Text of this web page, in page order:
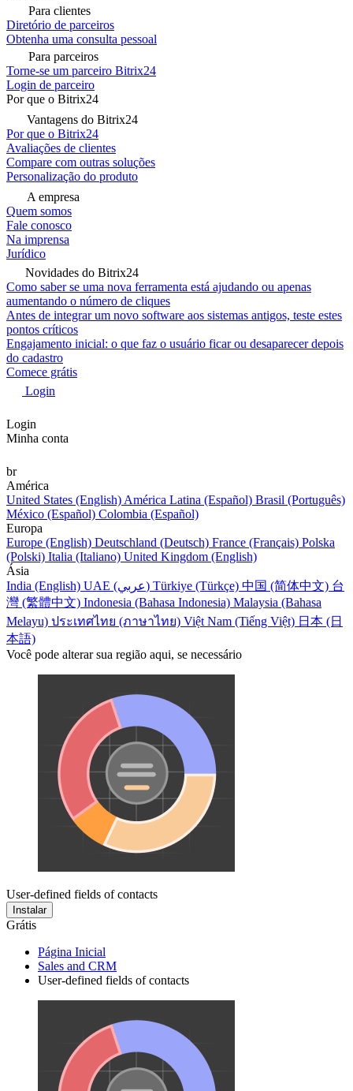
Para clientes
Diretório de parceiros
Obtenha uma consulta pessoal
Para parceiros
Torne-se um parceiro Bitrix24
Login de parceiro
Por que o Bitrix24
Vantagens do Bitrix24
Por que o Bitrix24
Avaliações de clientes
Compare com outras soluções
Personalização do produto
A empresa
Quem somos
Fale conosco
Na imprensa
Jurídico
Novidades do Bitrix24
Como saber se uma nova ferramenta está ajudando ou apenas
aumentando o número de cliques
Antes de integrar um novo software aos sistemas antigos, teste estes
pontos críticos
Engajamento inicial: o que faz o usuário ficar ou desaparecer depois
do cadastro
Comece grátis
Login
Login
Minha conta
br
América
United States (English) América Latina (Español) Brasil (Português)
México (Español) Colombia (Español)
Europa
Europe (English) Deutschland (Deutsch) France (Français) Polska
(Polski) Italia (Italiano) United Kingdom (English)
Ásia
India (English)
UAE (عربي) Türkiye (Türkçe) 中国 (简体中文) 台
灣 (繁體中文) Indonesia (Bahasa Indonesia) Malaysia (Bahasa
Melayu) ประเทศไทย (ภาษาไทย) Việt Nam (Tiếng Việt) 日本 (日
本語)
Você pode alterar sua região aqui, se necessário
User-defined fields of contacts
Instalar
Grátis
Página Inicial
Sales and CRM
User-defined fields of contacts